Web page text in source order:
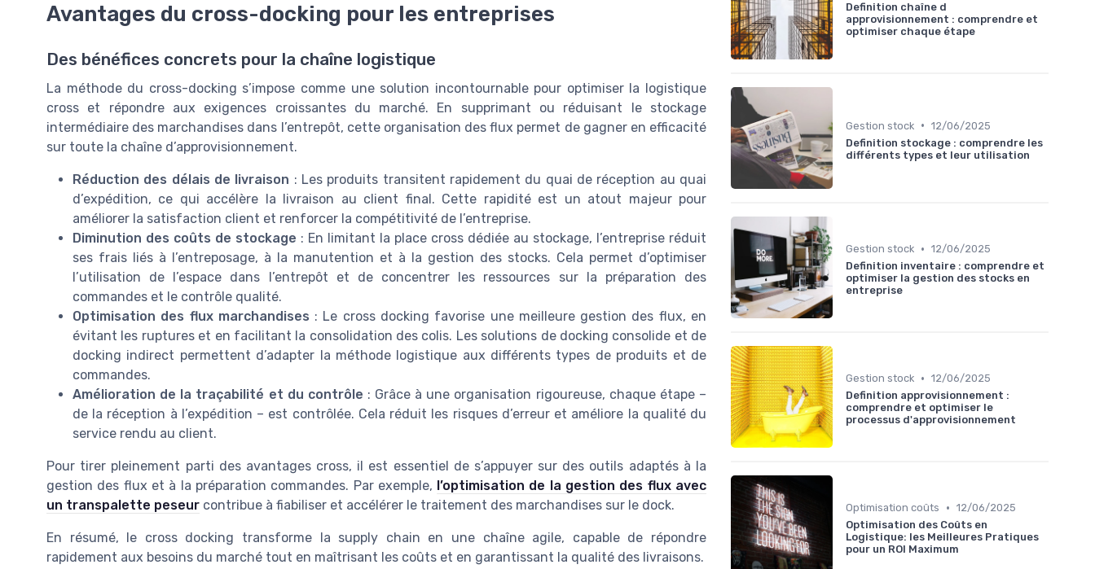
Avantages du cross-docking pour les entreprises
Des bénéfices concrets pour la chaîne logistique
La méthode du cross-docking s’impose comme une solution incontournable pour optimiser la logistique
cross et répondre aux exigences croissantes du marché. En supprimant ou réduisant le stockage
intermédiaire des marchandises dans l’entrepôt, cette organisation des flux permet de gagner en efficacité
sur toute la chaîne d’approvisionnement.
Réduction des délais de livraison : Les produits transitent rapidement du quai de réception au quai
d’expédition, ce qui accélère la livraison au client final. Cette rapidité est un atout majeur pour
améliorer la satisfaction client et renforcer la compétitivité de l’entreprise.
Diminution des coûts de stockage : En limitant la place cross dédiée au stockage, l’entreprise réduit
ses frais liés à l’entreposage, à la manutention et à la gestion des stocks. Cela permet d’optimiser
l’utilisation de l’espace dans l’entrepôt et de concentrer les ressources sur la préparation des
commandes et le contrôle qualité.
Optimisation des flux marchandises : Le cross docking favorise une meilleure gestion des flux, en
évitant les ruptures et en facilitant la consolidation des colis. Les solutions de docking consolide et de
docking indirect permettent d’adapter la méthode logistique aux différents types de produits et de
commandes.
Amélioration de la traçabilité et du contrôle : Grâce à une organisation rigoureuse, chaque étape –
de la réception à l’expédition – est contrôlée. Cela réduit les risques d’erreur et améliore la qualité du
service rendu au client.
Pour tirer pleinement parti des avantages cross, il est essentiel de s’appuyer sur des outils adaptés à la
gestion des flux et à la préparation commandes. Par exemple, l’optimisation de la gestion des flux avec
un transpalette peseur contribue à fiabiliser et accélérer le traitement des marchandises sur le dock.
En résumé, le cross docking transforme la supply chain en une chaîne agile, capable de répondre
rapidement aux besoins du marché tout en maîtrisant les coûts et en garantissant la qualité des livraisons.
Definition chaîne d
approvisionnement : comprendre et
optimiser chaque étape
Gestion stock • 12/06/2025
Definition stockage : comprendre les
différents types et leur utilisation
Gestion stock • 12/06/2025
Definition inventaire : comprendre et
optimiser la gestion des stocks en
entreprise
Gestion stock • 12/06/2025
Definition approvisionnement :
comprendre et optimiser le
processus d'approvisionnement
Optimisation coûts • 12/06/2025
Optimisation des Coûts en
Logistique: les Meilleures Pratiques
pour un ROI Maximum